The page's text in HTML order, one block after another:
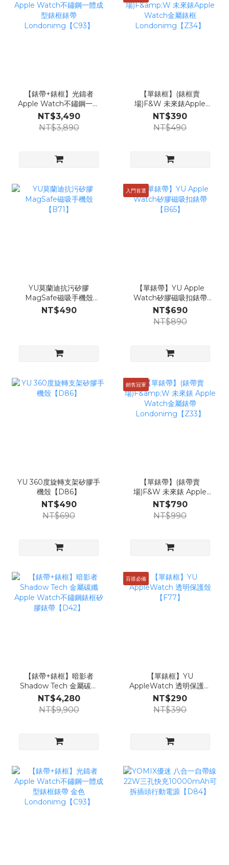
【錶帶+錶框】光鑄者
Apple Watch不鏽鋼一體
成型錶框錶帶
Londonimg【C93】
NT$3,490
NT$3,890
【單錶框】(錶框賣
場)F&W 未來錶Apple
Watch金屬錶框
Londonimg【Z34】
NT$390
NT$490
YU莫蘭迪抗污矽膠
MagSafe磁吸手機殼
【B71】
NT$490
入門首選
【單錶帶】YU Apple
Watch矽膠磁吸扣錶帶
【B65】
NT$690
NT$890
YU 360度旋轉支架矽膠手
機殼【D86】
NT$490
NT$690
銷售冠軍
【單錶帶】(錶帶賣
場)F&W 未來錶 Apple
Watch金屬錶帶
Londonimg【Z33】
NT$790
NT$990
【錶帶+錶框】暗影者
Shadow Tech 金屬碳纖
Apple Watch不鏽鋼錶框
矽膠錶帶【D42】
NT$4,280
NT$9,900
百搭必備
【單錶框】YU
AppleWatch 透明保護殼
【F77】
NT$290
NT$390